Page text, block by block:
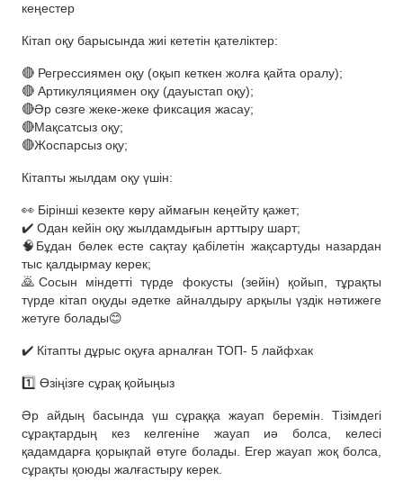
кеңестер
Кітап оқу барысында жиі кететін қателіктер:
🔴 Регрессиямен оқу (оқып кеткен жолға қайта оралу);
🔴 Артикуляциямен оқу (дауыстап оқу);
🔴Әр сөзге жеке-жеке фиксация жасау;
🔴Мақсатсыз оқу;
🔴Жоспарсыз оқу;
Кітапты жылдам оқу үшін:
👀 Бірінші кезекте көру аймағын кеңейту қажет;
✔️ Одан кейін оқу жылдамдығын арттыру шарт;
🧠Бұдан бөлек есте сақтау қабілетін жақсартуды назардан
тыс қалдырмау керек;
🙇Сосын міндетті түрде фокусты (зейін) қойып, тұрақты
түрде кітап оқуды әдетке айналдыру арқылы үздік нәтижеге
жетуге болады😊
✔️ Кітапты дұрыс оқуға арналған ТОП- 5 лайфхак
1️⃣ Өзіңізге сұрақ қойыңыз
Әр айдың басында үш сұраққа жауап беремін. Тізімдегі
сұрақтардың кез келгеніне жауап иә болса, келесі
қадамдарға қорықпай өтуге болады. Егер жауап жоқ болса,
сұрақты қоюды жалғастыру керек.